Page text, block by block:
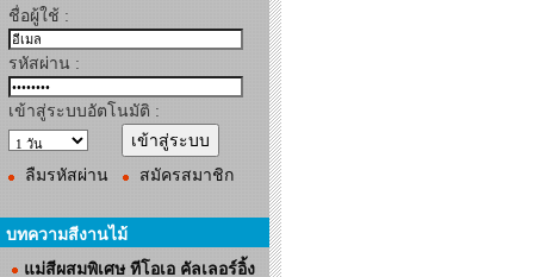
ชื่อผู้ใช้ :
รหัสผ่าน :
เข้าสู่ระบบอัตโนมัติ :
ลืมรหัสผ่าน สมัครสมาชิก
บทความสีงานไม้
แม่สีผสมพิเศษ ทีโอเอ คัลเลอร์อิ้ง